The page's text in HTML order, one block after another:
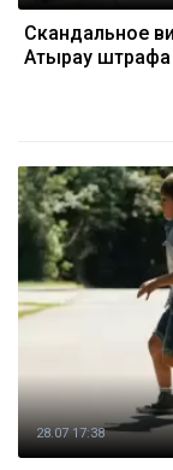
Скандальное
Атырау штрафа
28.07 17:38